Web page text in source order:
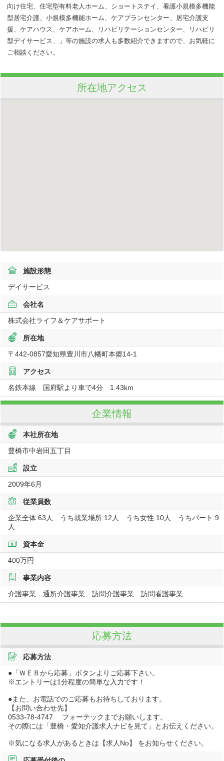
向け住宅、住宅型有料老人ホーム、ショートステイ、看護小規模多機能
型居宅介護、小規模多機能ホーム、ケアプランセンター、居宅介護支
援、ケアハウス、ケアホーム、リハビリテーションセンター、リハビリ
型デイサービス、」等の施設の求人も多数紹介できますので、お気軽に
ご相談ください。
所在地アクセス
施設形態
デイサービス
会社名
株式会社ライフ＆ケアサポート
所在地
〒442-0857愛知県豊川市八幡町本郷14-1
アクセス
名鉄本線 国府駅より車で4分 1.43km
企業情報
本社所在地
豊橋市中岩田五丁目
設立
2009年6月
従業員数
企業全体:63人 うち就業場所:12人 うち女性:10人 うちパート:9
人
資本金
400万円
事業内容
介護事業 通所介護事業 訪問介護事業 訪問看護事業
応募方法
応募方法
●「ＷＥＢから応募」ボタンよりご応募下さい。
※エントリーは1分程度の簡単な入力です！
●また、お電話でのご応募もお待ちしております。
【お問い合わせ先】
0533-78-4747 フォーテックまでお願いします。
その際には「豊橋・愛知介護求人ナビを見て」とお伝えください。
※気になる求人があるときは【求人No】 をお知らせください。